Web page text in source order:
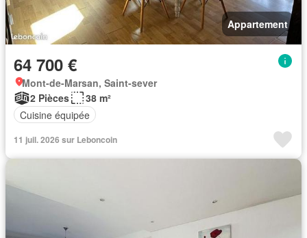
Appartement
64 700 €
Mont-de-Marsan, Saint-sever
2 Pièces
38 m²
Cuisine équipée
11 juil. 2026 sur Leboncoin